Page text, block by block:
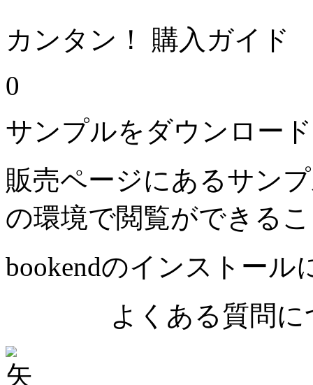
カンタン！ 購入ガイド
0
サンプルをダウンロー
販売ページにあるサン
の環境で閲覧ができる
bookendのインストール
よくある質問に